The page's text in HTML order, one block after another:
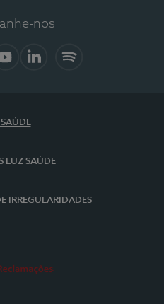
nos
LUZ SAÚDE
IRREGULARIDADES